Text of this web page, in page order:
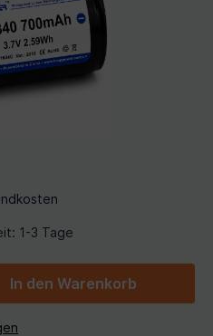
1-3 Tage
In den Warenkorb